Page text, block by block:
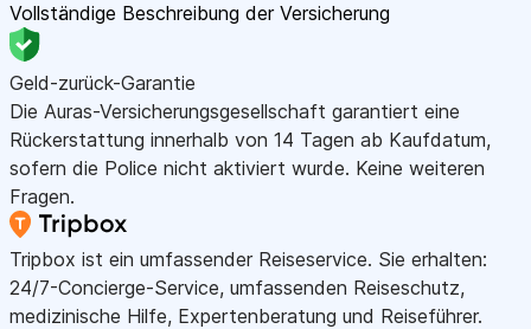
Vollständige Beschreibung der Versicherung
Geld-zurück-Garantie
Die Auras-Versicherungsgesellschaft garantiert eine
Rückerstattung innerhalb von 14 Tagen ab Kaufdatum,
sofern die Police nicht aktiviert wurde. Keine weiteren
Fragen.
Tripbox ist ein umfassender Reiseservice. Sie erhalten:
24/7-Concierge-Service, umfassenden Reiseschutz,
medizinische Hilfe, Expertenberatung und Reiseführer.